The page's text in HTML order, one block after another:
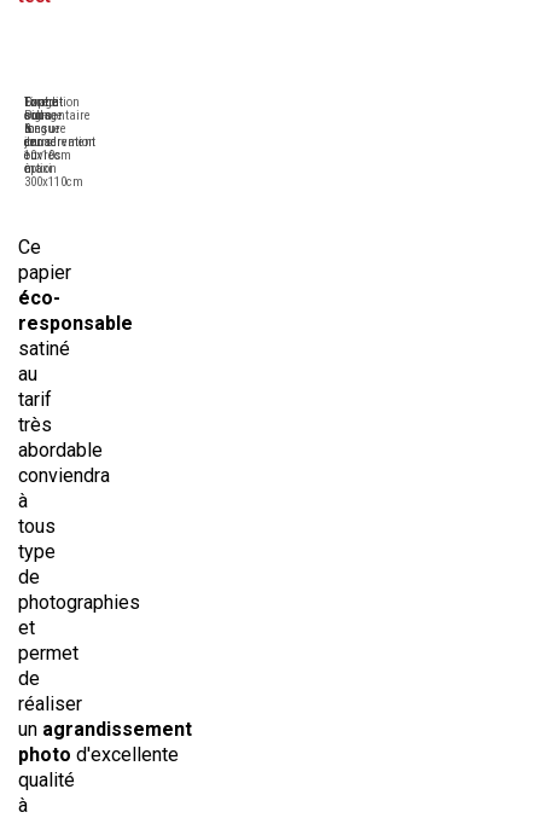
Format
sur-
mesure
de
10x10cm
à
300x110cm
Expédition
sous
6
jours
ouvrés
maxi
Contre-
collage
&
encadrement
en
option
Tirage
Pigmentaire
longue
conservation
Ce
papier
éco-
responsable
satiné
au
tarif
très
abordable
conviendra
à
tous
type
de
photographies
et
permet
de
réaliser
un agrandissement
photo d'excellente
qualité
à